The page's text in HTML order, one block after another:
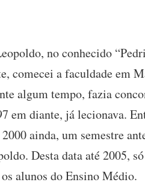
no conhecido
comecei a faculdade em
algum tempo, fazia
em diante, já lecionava.
ainda, um semestre
Desta data até 2005,
alunos do Ensino Médio.